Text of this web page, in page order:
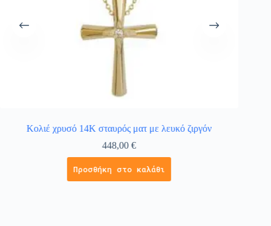
Κολιέ χρυσό 14Κ σταυρός ματ με λευκό ζιργόν
448,00€
Προσθήκη στο καλάθι